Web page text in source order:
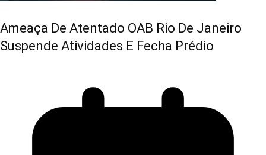
Ameaça De Atentado OAB Rio De Janeiro
Suspende Atividades E Fecha Prédio